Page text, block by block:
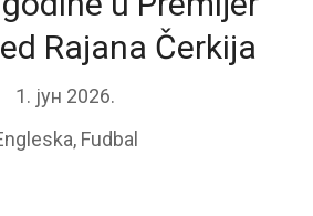
Rajana Čerkija
1. јун 2026.
, Fudbal